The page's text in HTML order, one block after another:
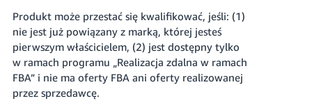
Produkt może przestać się kwalifikować, jeśli: (1)
nie jest już powiązany z marką, której jesteś
pierwszym właścicielem, (2) jest dostępny tylko
w ramach programu „Realizacja zdalna w ramach
FBA” i nie ma oferty FBA ani oferty realizowanej
przez sprzedawcę.